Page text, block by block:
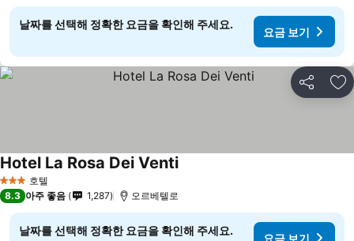
날짜를 선택해 정확한 요금을 확인해 주세요.
요금 보기
공유 즐
3 성급 호텔
Hotel La Rosa Dei Venti요금 보기
8.3 아주 좋음 1,287 오르베텔로
날짜를 선택해 정확한 요금을 확인해 주세요.
요금 보기